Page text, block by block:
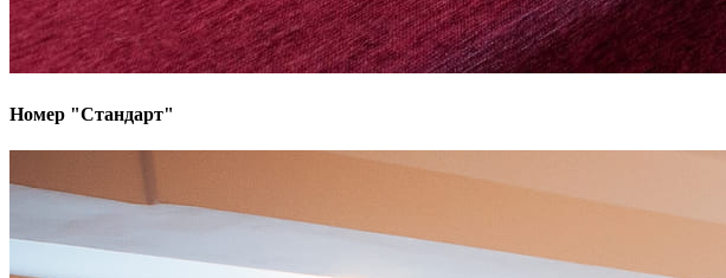
Номер "Стандарт"